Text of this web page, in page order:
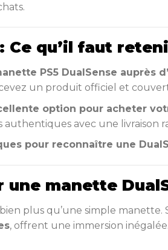
Ce qu’il faut
PS5 DualSense auprès
un produit officiel et
option pour acheter
authentiques avec une livraison
pour reconnaître une
une manette
plus qu’une simple manette.
, offrent une immersion